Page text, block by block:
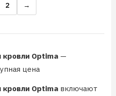
2 →
кровли Optima —
цена
кровли Optima включают